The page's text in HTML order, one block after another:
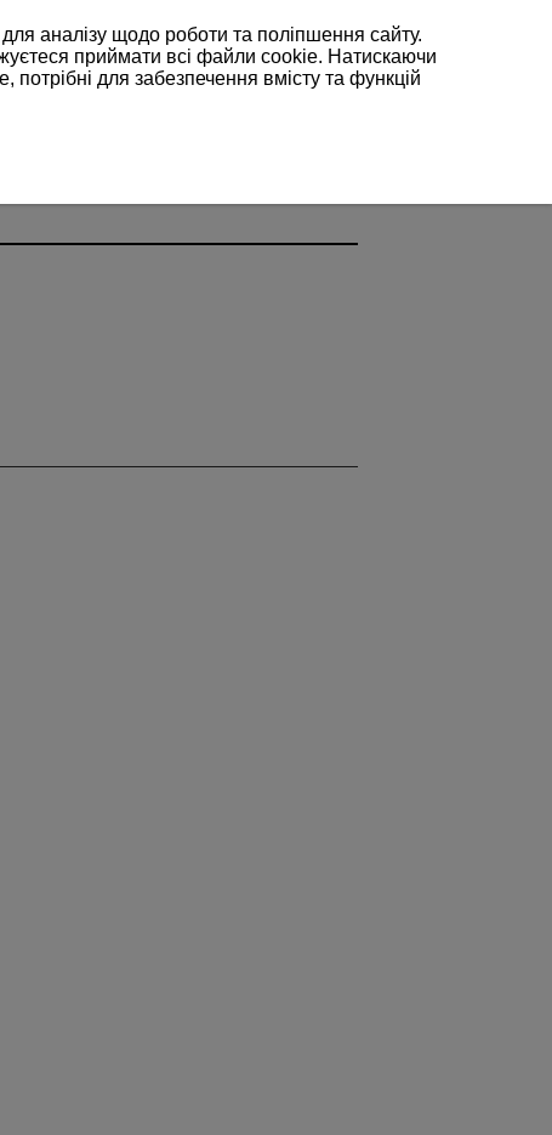
аналізу щодо роботи та поліпшення сайту.
приймати всі файли cookie. Натискаючи
для забезпечення вмісту та функцій